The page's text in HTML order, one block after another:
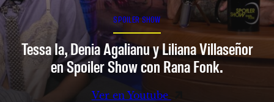
SPOILER SHOW
Tessa Ia, Denia Agalianu y Liliana Villaseñor
en Spoiler Show con Rana Fonk.
Ver en Youtube